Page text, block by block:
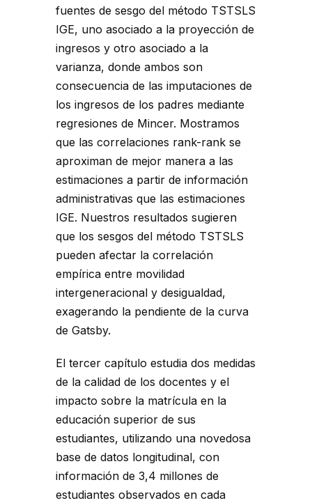
fuentes de sesgo del método TSTSLS
IGE, uno asociado a la proyección de
ingresos y otro asociado a la
varianza, donde ambos son
consecuencia de las imputaciones de
los ingresos de los padres mediante
regresiones de Mincer. Mostramos
que las correlaciones rank-rank se
aproximan de mejor manera a las
estimaciones a partir de información
administrativas que las estimaciones
IGE. Nuestros resultados sugieren
que los sesgos del método TSTSLS
pueden afectar la correlación
empírica entre movilidad
intergeneracional y desigualdad,
exagerando la pendiente de la curva
de Gatsby.
El tercer capítulo estudia dos medidas
de la calidad de los docentes y el
impacto sobre la matrícula en la
educación superior de sus
estudiantes, utilizando una novedosa
base de datos longitudinal, con
información de 3,4 millones de
estudiantes observados en cada